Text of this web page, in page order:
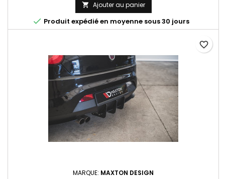
 Ajouter au panier
 Produit expédié en moyenne sous 30 jours
MARQUE: MAXTON DESIGN
favorite_border